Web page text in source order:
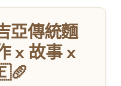
亞傳統麵
x 故事 x